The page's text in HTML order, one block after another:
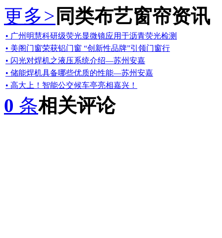
更多> 同类布艺窗帘资讯
• 广州明慧科研级荧光显微镜应用于沥青荧光检测
• 美阁门窗荣获铝门窗 “创新性品牌”引领门窗行
• 闪光对焊机之液压系统介绍—苏州安嘉
• 储能焊机具备哪些优质的性能—苏州安嘉
• 高大上！智能公交候车亭亮相嘉兴！
0 条相关评论